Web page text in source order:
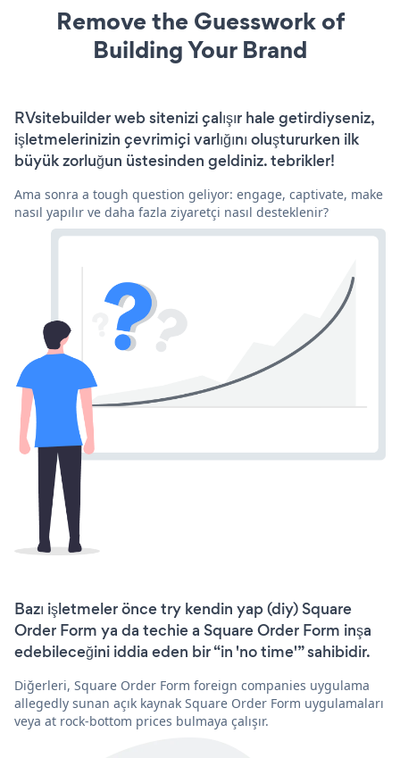
Remove the Guesswork of
Building Your Brand
RVsitebuilder web sitenizi çalışır hale getirdiyseniz,
işletmelerinizin çevrimiçi varlığını oluştururken ilk
büyük zorluğun üstesinden geldiniz. tebrikler!
Ama sonra a tough question geliyor: engage, captivate, make
nasıl yapılır ve daha fazla ziyaretçi nasıl desteklenir?
Bazı işletmeler önce try kendin yap (diy) Square
Order Form ya da techie a Square Order Form inşa
edebileceğini iddia eden bir “in 'no time'” sahibidir.
Diğerleri, Square Order Form foreign companies uygulama
allegedly sunan açık kaynak Square Order Form uygulamaları
veya at rock-bottom prices bulmaya çalışır.